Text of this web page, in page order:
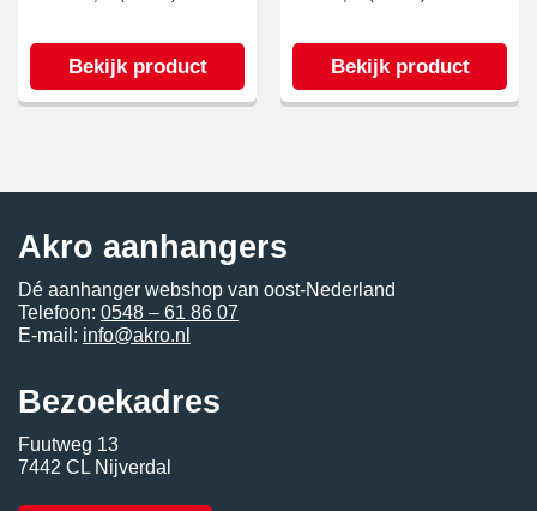
Bekijk product Bekijk product
Akro aanhangers
Dé aanhanger webshop van oost-Nederland
Telefoon: 0548 – 61 86 07
E-mail: info@akro.nl
Bezoekadres
Fuutweg 13
7442 CL Nijverdal